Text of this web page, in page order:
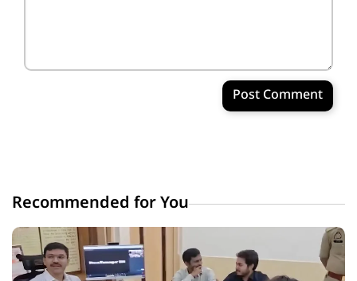
Post Comment
Recommended for You